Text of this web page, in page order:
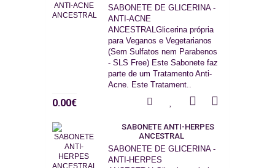
SABONETE DE GLICERINA -
ANTI-ACNE
ANCESTRALGlicerina própria
para Veganos e Vegetarianos
(Sem Sulfatos nem Parabenos
- SLS Free) Este Sabonete faz
parte de um Tratamento Anti-
Acne. Este Tratament..
0.00€
SABONETE ANTI-HERPES
ANCESTRAL
SABONETE DE GLICERINA -
ANTI-HERPES